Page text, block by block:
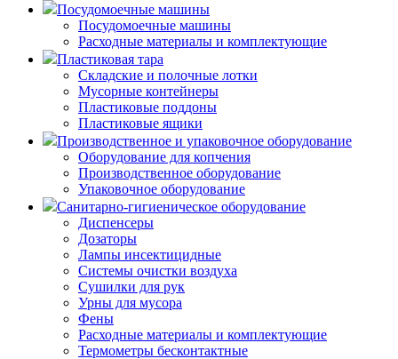
Посудомоечные машины
Посудомоечные машины
Расходные материалы и комплектующие
Пластиковая тара
Складские и полочные лотки
Мусорные контейнеры
Пластиковые поддоны
Пластиковые ящики
Производственное и упаковочное оборудование
Оборудование для копчения
Производственное оборудование
Упаковочное оборудование
Санитарно-гигиеническое оборудование
Диспенсеры
Дозаторы
Лампы инсектицидные
Системы очистки воздуха
Сушилки для рук
Урны для мусора
Фены
Расходные материалы и комплектующие
Термометры бесконтактные